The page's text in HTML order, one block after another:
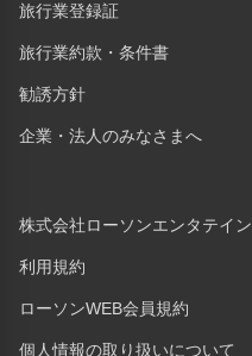
旅行業登録証
旅行業約款・条件書
勧誘方針
企業・法人のみなさまへ
株式会社ローソンエンタテイ
利用規約
ローソンWEB会員規約
個人情報の取り扱いについて